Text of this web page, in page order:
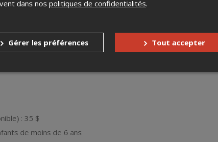
commencer avec un léger retard en cas de météo
: 1 h 15
à 20h
vous invite à vous déplacer librement d’une scène à l’autre
pour assister aux scènes du spectacle).
: 35 $
de moins de 6 ans
dans nos politiques de confidentialités.
Gérer les préférences Tout accepter